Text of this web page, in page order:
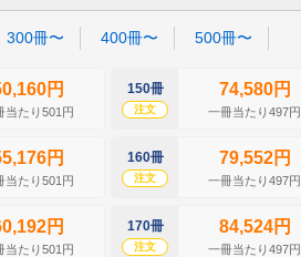
300冊〜 400冊〜 500冊〜
円
当たり501円
円
当たり501円
円
当たり501円
150冊
注文
74,580円
一冊当たり497円
160冊
注文
79,552円
一冊当たり497円
170冊
注文
84,524円
一冊当たり497円